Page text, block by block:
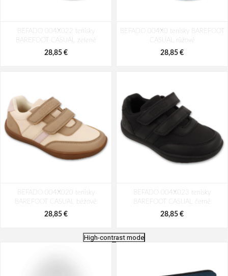
BEFADO 004X022 tenisky
BAREFOOT CASUAL zelené
28,85 €
BEFADO 004X0 tenisky BAREFOOT
CASUAL růžové
28,85 €
BEFADO 004X020 tenisky
BAREFOOT CASUAL béžové
28,85 €
BEFADO 004X023 tenisky
BAREFOOT CASUAL černé
28,85 €
High-contrast mode